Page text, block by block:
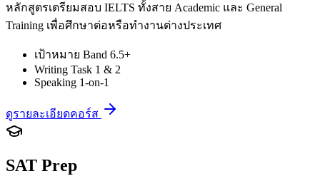
หลักสูตรเตรียมสอบ IELTS ทั้งสาย Academic และ General
Training เพื่อศึกษาต่อหรือทำงานต่างประเทศ
เป้าหมาย Band 6.5+
Writing Task 1 & 2
Speaking 1-on-1
ดูรายละเอียดคอร์ส
SAT Prep